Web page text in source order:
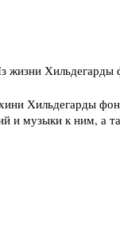
Хильдегарды
и музыки к ним, а